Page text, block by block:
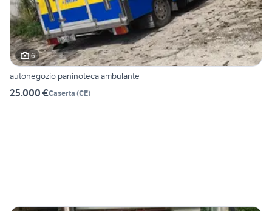
6
autonegozio paninoteca ambulante
25.000 €Caserta (CE)